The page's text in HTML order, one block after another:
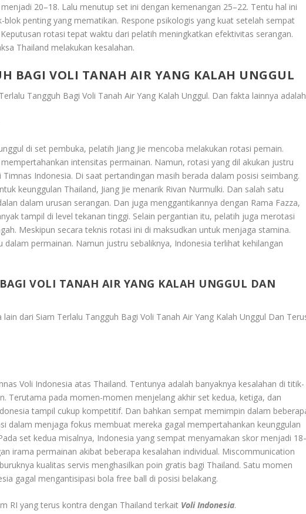
20–18. Lalu menutup set ini dengan kemenangan 25–22. Tentu hal ini
penting yang mematikan. Respone psikologis yang kuat setelah sempat
rotasi tepat waktu dari pelatih meningkatkan efektivitas serangan.
Thailand melakukan kesalahan.
BAGI VOLI TANAH AIR YANG KALAH UNGGUL
Tangguh Bagi Voli Tanah Air Yang Kalah Unggul. Dan fakta lainnya
di set pembuka, pelatih Jiang Jie mencoba melakukan rotasi pemain.
intensitas permainan. Namun, rotasi yang dil akukan justru
Indonesia. Di saat pertandingan masih berada dalam posisi seimbang.
keunggulan Thailand, Jiang Jie menarik Rivan Nurmulki. Dan salah satu
dalam urusan serangan. Dan juga menggantikannya dengan Rama Fazza,
tampil di level tekanan tinggi. Selain pergantian itu, pelatih juga merotasi
Meskipun secara teknis rotasi ini di maksudkan untuk menjaga stamina.
permainan. Namun justru sebaliknya, Indonesia terlihat kehilangan
VOLI TANAH AIR YANG KALAH UNGGUL DAN
lain dari Siam Terlalu Tangguh Bagi Voli Tanah Air Yang Kalah Unggul Dan
Voli Indonesia atas Thailand. Tentunya adalah banyaknya kesalahan di titik-
Terutama pada momen-momen menjelang akhir set kedua, ketiga, dan
tampil cukup kompetitif. Dan bahkan sempat memimpin dalam
dalam menjaga fokus membuat mereka gagal mempertahankan keunggulan
set kedua misalnya, Indonesia yang sempat menyamakan skor menjadi
irama permainan akibat beberapa kesalahan individual. Miscommunication
kualitas servis menghasilkan poin gratis bagi Thailand. Satu momen
gagal mengantisipasi bola free ball di posisi belakang.
RI yang terus kontra dengan Thailand terkait Voli Indonesia.